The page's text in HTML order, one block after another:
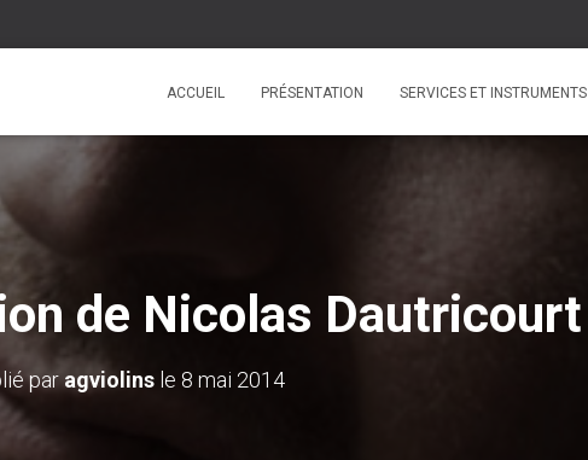
ACCUEIL PRÉSENTATION SERVICES ET INSTRUMENTS
de Nicolas Dautricourt
paragviolinsle 8 mai 2014